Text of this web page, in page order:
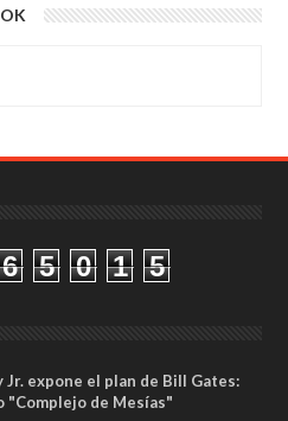
6 5 0 1 5
Jr. expone el plan de Bill Gates:
de Mesías"